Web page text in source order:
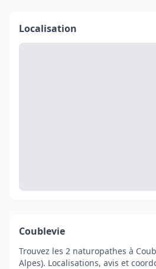
Localisation
Coublevie
Trouvez les 2 naturopathes à
Alpes). Localisations, avis et